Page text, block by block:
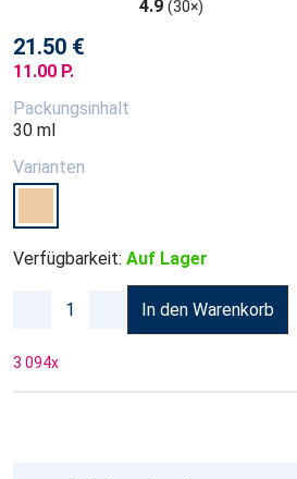
4.9 (30×)
21.50 €
11.00 P.
Packungsinhalt
30 ml
Varianten
Verfügbarkeit: Auf Lager
In den Warenkorb
3 094x